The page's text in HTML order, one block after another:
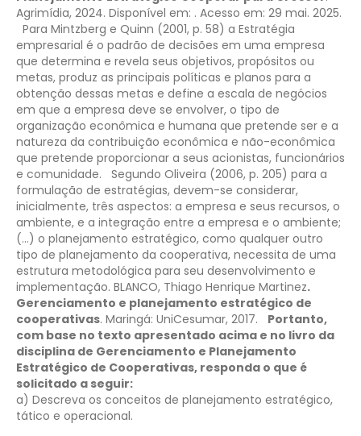
Agrimídia, 2024. Disponível em: . Acesso em: 29 mai. 2025.
Para Mintzberg e Quinn (2001, p. 58) a Estratégia
empresarial é o padrão de decisões em uma empresa
que determina e revela seus objetivos, propósitos ou
metas, produz as principais políticas e planos para a
obtenção dessas metas e define a escala de negócios
em que a empresa deve se envolver, o tipo de
organização econômica e humana que pretende ser e a
natureza da contribuição econômica e não-econômica
que pretende proporcionar a seus acionistas, funcionários
e comunidade.
Segundo Oliveira (2006, p. 205) para a
formulação de estratégias, devem-se considerar,
inicialmente, três aspectos: a empresa e seus recursos, o
ambiente, e a integração entre a empresa e o ambiente;
(...) o planejamento estratégico, como qualquer outro
tipo de planejamento da cooperativa, necessita de uma
estrutura metodológica para seu desenvolvimento e
implementação. BLANCO, Thiago Henrique Martinez.
Gerenciamento e planejamento estratégico de
cooperativas. Maringá: UniCesumar, 2017.
Portanto,
com base no texto apresentado acima e no livro da
disciplina de Gerenciamento e Planejamento
Estratégico de Cooperativas, responda o que é
solicitado a seguir:
a) Descreva os conceitos de planejamento estratégico,
tático e operacional.